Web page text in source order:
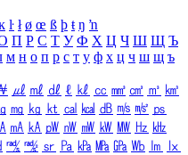
ŀ ł ø œ ß þ ŧ ŋ ŉ
П Р С Т У Ф Х Ц Ч Ш Щ Ъ
м н о п р с т у ф х ц ч ш щ ъ
㎕ ㎖ ㎗ ℓ ㎘ ㏄ ㎣ ㎤ ㎥ ㎦
㎎ ㎏ ㏏ ㎈ ㎉ ㏈ ㎧ ㎨ ㎰
㎃ ㎄ ㎺ ㎻ ㎽ ㎾ ㎿ ㎐ ㎑
㎮ ㎯ ㏛ ㎩ ㎪ ㎫ ㎬ ㏝ ㏐
㏓